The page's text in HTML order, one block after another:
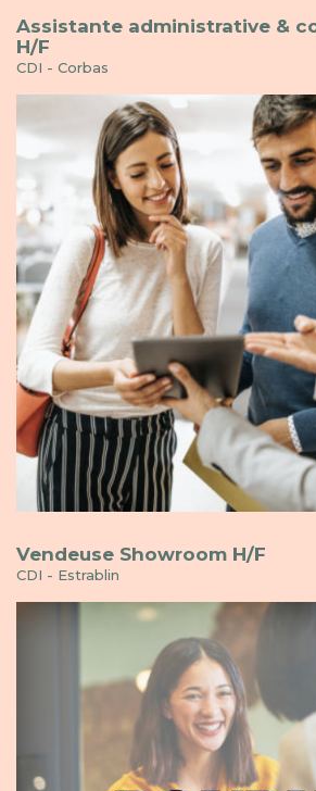
Assistante administrative &
H/F
CDI - Corbas
Vendeuse Showroom H/F
CDI - Estrablin